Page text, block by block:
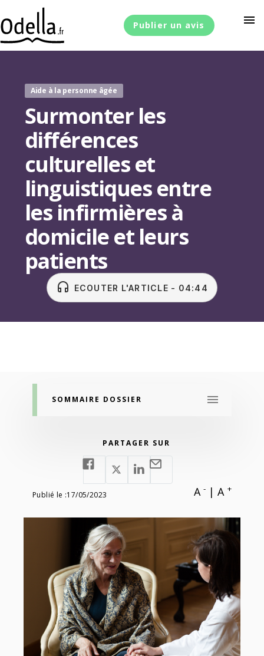
Publier un avis menu
Aide à la personne âgée
Surmonter les
différences
culturelles et
linguistiques entre
les infirmières à
domicile et leurs
patients
headset ECOUTER L'ARTICLE - 04:44
SOMMAIRE DOSSIER
PARTAGER SUR
Publié le :17/05/2023 A - | A +